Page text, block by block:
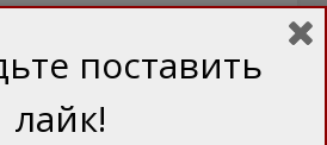
поставить
лайк!